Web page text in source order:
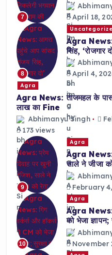
7
April 18,
8
Agra
सिंह, ‘रोजगार
April 4,
Agra
Agra News: ताजमहल के पास
लाख का Fine
Abhimanyu Singh
173 views
9
Agra
Agra News:
साले ने जीजा
February
10
Agra
Agra News:
को भेजा ज्ञापन;
November